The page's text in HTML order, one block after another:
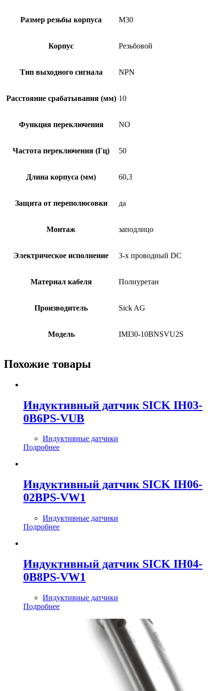
Размер резьбы корпуса M30
Корпус Резьбовой
Тип выходного сигнала NPN
Расстояние срабатывания (мм) 10
Функция переключения NO
Частота переключения (Гц) 50
Длина корпуса (мм) 60,3
Защита от переполюсовки да
Монтаж заподлицо
Электрическое исполнение 3-х проводный DC
Материал кабеля Полиуретан
Производитель Sick AG
Модель IMI30-10BNSVU2S
Похожие товары
Индуктивный датчик SICK IH03-
0B6PS-VUB
Индуктивные датчики
Подробнее
Индуктивный датчик SICK IH06-
02BPS-VW1
Индуктивные датчики
Подробнее
Индуктивный датчик SICK IH04-
0B8PS-VW1
Индуктивные датчики
Подробнее